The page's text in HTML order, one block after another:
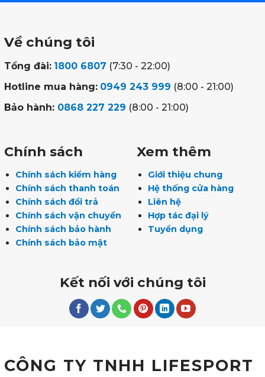
Về chúng tôi
Tổng đài: 1800 6807 (7:30 - 22:00)
Hotline mua hàng: 0949 243 999 (8:00 - 21:00)
Bảo hành: 0868 227 229 (8:00 - 21:00)
Chính sách
Chính sách kiểm hàng
Chính sách thanh toán
Chính sách đổi trả
Chính sách vận chuyển
Chính sách bảo hành
Chính sách bảo mật
Xem thêm
Giới thiệu chung
Hệ thống cửa hàng
Liên hệ
Hợp tác đại lý
Tuyển dụng
Kết nối với chúng tôi
CÔNG TY TNHH LIFESPORT